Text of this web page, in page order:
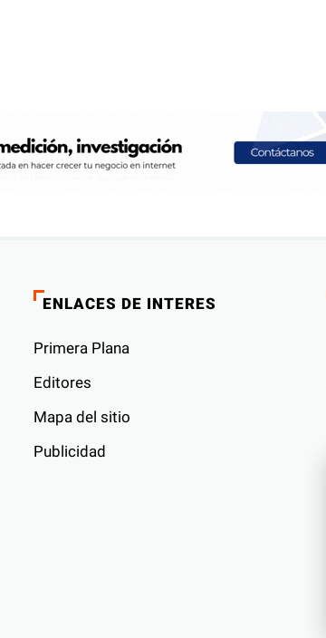
ENLACES DE INTERES
Primera Plana
Editores
Mapa del sitio
Publicidad